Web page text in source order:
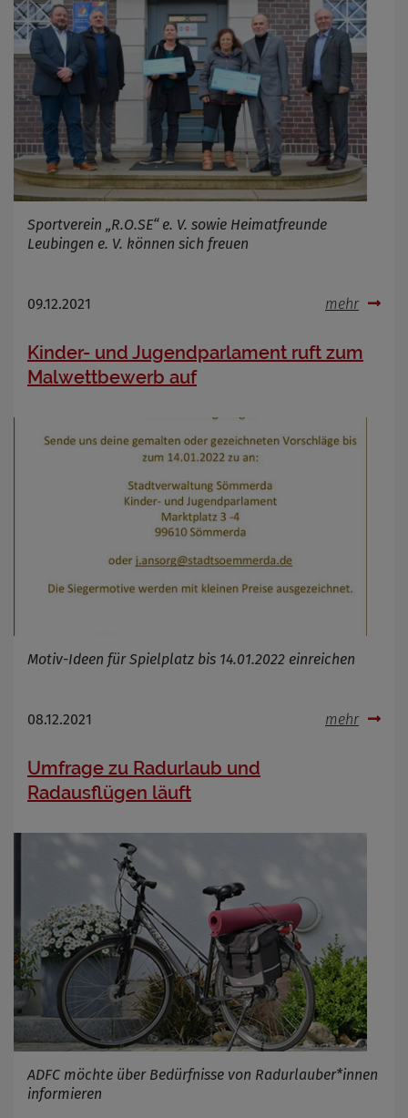
Sportverein „R.O.SE“ e. V. sowie Heimatfreunde
Leubingen e. V. können sich freuen
09.12.2021 mehr
Kinder- und Jugendparlament ruft zum
Malwettbewerb auf
Motiv-Ideen für Spielplatz bis 14.01.2022 einreichen
08.12.2021 mehr
Umfrage zu Radurlaub und
Radausflügen läuft
ADFC möchte über Bedürfnisse von Radurlauber*innen
informieren